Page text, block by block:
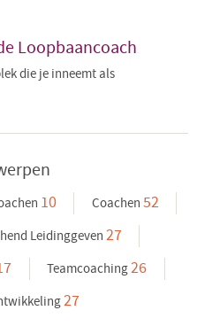
Loopbaancoach
die je inneemt als
10 Coachen 52
Leidinggeven 27
Teamcoaching26
27